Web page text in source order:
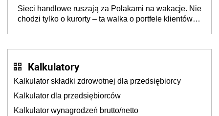
Sieci handlowe ruszają za Polakami na wakacje. Nie
chodzi tylko o kurorty – ta walka o portfele klientów
Kalkulatory
Kalkulator składki zdrowotnej dla przedsiębiorcy
Kalkulator dla przedsiębiorców
Kalkulator wynagrodzeń brutto/netto